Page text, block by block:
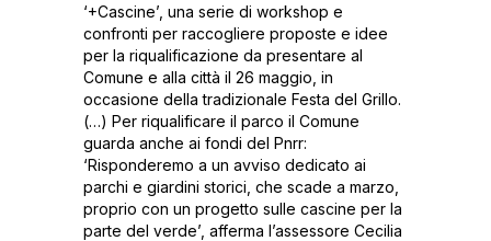
‘+Cascine’, una serie di workshop e
confronti per raccogliere proposte e idee
per la riqualificazione da presentare al
Comune e alla città il 26 maggio, in
occasione della tradizionale Festa del Grillo.
(…) Per riqualificare il parco il Comune
guarda anche ai fondi del Pnrr:
‘Risponderemo a un avviso dedicato ai
parchi e giardini storici, che scade a marzo,
proprio con un progetto sulle cascine per la
parte del verde’, afferma l’assessore Cecilia